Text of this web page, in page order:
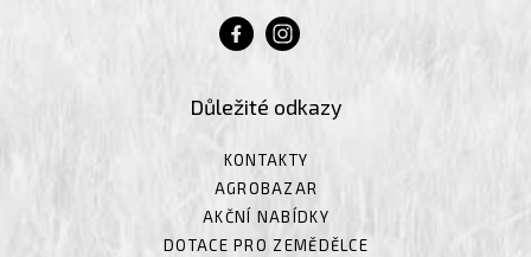
Důležité odkazy
KONTAKTY
AGROBAZAR
AKČNÍ NABÍDKY
DOTACE PRO ZEMĚDĚLCE